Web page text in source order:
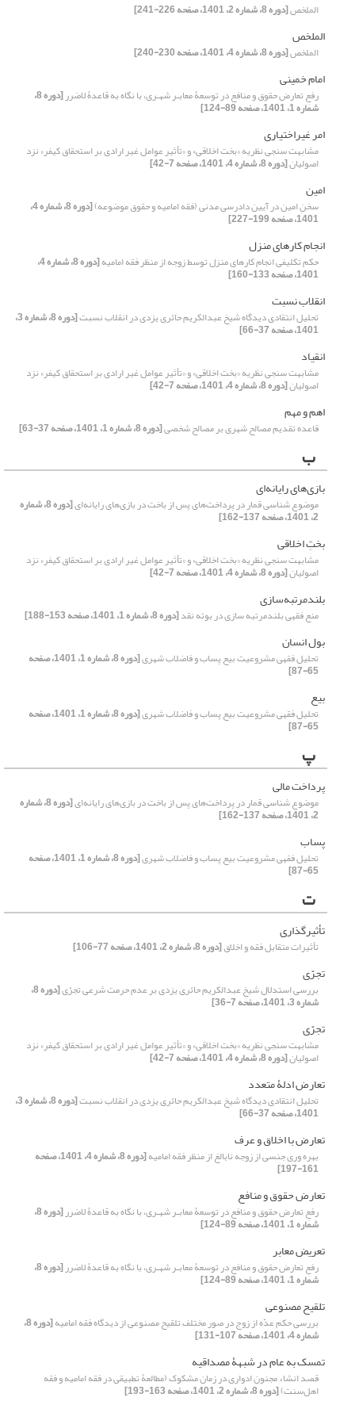
الملخص[دوره 8، شماره 2، 1401، صفحه 226-241]
الملخص
الملخص[دوره 8، شماره 4، 1401، صفحه 230-240]
امام خمینی
رفعِ تعارض حقوق و منافع در توسعۀ معابـر شهـری، با نگاه به قاعدۀ لاضرر [دوره 8،
شماره 1، 1401، صفحه 89-124]
امر غیراختیاری
مشابهت سنجی نظریه «بخت اخلاقی» و «تأثیر عوامل غیر ارادی بر استحقاق کیفر» نزد
اصولیان[دوره 8، شماره 4، 1401، صفحه 7-42]
امین
سخنِ امین در آیین دادرسی مدنی (فقه امامیه و حقوق موضوعه) [دوره 8، شماره 4،
1401، صفحه 199-227]
انجام کارهای منزل
حکم تکلیفی انجام کارهای منزل توسط زوجه از منظر فقه امامیه [دوره 8، شماره 4،
1401، صفحه 133-160]
انقلاب نسبت
تحلیل انتقادی دیدگاه شیخ عبدالکریم حائری یزدی در انقلاب نسبت [دوره 8، شماره 3،
1401، صفحه 37-66]
انقیاد
مشابهت سنجی نظریه «بخت اخلاقی» و «تأثیر عوامل غیر ارادی بر استحقاق کیفر» نزد
اصولیان[دوره 8، شماره 4، 1401، صفحه 7-42]
اهم و مهم
قاعده تقدیم مصالح شهری بر مصالح شخصی[دوره 8، شماره 1، 1401، صفحه 37-63]
ب
بازی‌های رایانه‌ای
موضوع شناسی قمار در پرداخت‌های پس از باخت در بازی‌های رایانه‌ای [دوره 8، شماره
2، 1401، صفحه 137-162]
بختِ اخلاقی
مشابهت سنجی نظریه «بخت اخلاقی» و «تأثیر عوامل غیر ارادی بر استحقاق کیفر» نزد
اصولیان[دوره 8، شماره 4، 1401، صفحه 7-42]
بلندمرتبه‌سازی
منع فقهی بلندمرتبه سازی در بوته نقد[دوره 8، شماره 1، 1401، صفحه 153-188]
بول انسان
تحلیل فقهی مشروعیت بیع پساب و فاضلاب شهری [دوره 8، شماره 1، 1401، صفحه
65-87]
بیع
تحلیل فقهی مشروعیت بیع پساب و فاضلاب شهری [دوره 8، شماره 1، 1401، صفحه
65-87]
پ
پرداخت مالی
موضوع شناسی قمار در پرداخت‌های پس از باخت در بازی‌های رایانه‌ای [دوره 8، شماره
2، 1401، صفحه 137-162]
پساب
تحلیل فقهی مشروعیت بیع پساب و فاضلاب شهری [دوره 8، شماره 1، 1401، صفحه
65-87]
ت
تأثیرگذاری
تأثیرات متقابل فقه و اخلاق[دوره 8، شماره 2، 1401، صفحه 77-106]
تجرّی
بررسی استدلال شیخ عبدالکریم حائری یزدی بر عدم حرمت شرعی تجرّی [دوره 8،
شماره 3، 1401، صفحه 7-36]
تجرّی
مشابهت سنجی نظریه «بخت اخلاقی» و «تأثیر عوامل غیر ارادی بر استحقاق کیفر» نزد
اصولیان[دوره 8، شماره 4، 1401، صفحه 7-42]
تعارض ادلۀ متعدد
تحلیل انتقادی دیدگاه شیخ عبدالکریم حائری یزدی در انقلاب نسبت [دوره 8، شماره 3،
1401، صفحه 37-66]
تعارض با اخلاق و عرف
بهره وری جنسی از زوجه نابالغ از منظر فقه امامیه [دوره 8، شماره 4، 1401، صفحه
161-197]
تعارض حقوق و منافع
رفعِ تعارض حقوق و منافع در توسعۀ معابـر شهـری، با نگاه به قاعدۀ لاضرر [دوره 8،
شماره 1، 1401، صفحه 89-124]
تعریض معابر
رفعِ تعارض حقوق و منافع در توسعۀ معابـر شهـری، با نگاه به قاعدۀ لاضرر [دوره 8،
شماره 1، 1401، صفحه 89-124]
تلقیح مصنوعی
بررسی حکم عدّه از زوج در صور مختلف تلقیح مصنوعی از دیدگاه فقه امامیه [دوره 8،
شماره 4، 1401، صفحه 107-131]
تمسک به عام در شبهۀ مصداقیه
قصد انشاء مجنون ادواری در زمان مشکوک (مطالعۀ تطبیقی در فقه امامیه و فقه
اهل‌سنت)[دوره 8، شماره 2، 1401، صفحه 163-193]